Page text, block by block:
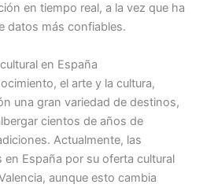
en tiempo real, a la vez que ha
datos más confiables.
en España
el arte y la cultura,
una gran variedad de destinos,
cientos de años de
Actualmente, las
en España por su oferta cultural
aunque esto cambia